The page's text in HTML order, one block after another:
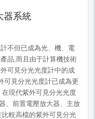
器系統
不但已成為光、機、電
品,而且由于計算機技術
可見分光光度計中的成
可見分光光度計已成為更
現代紫外可見分光光度
、前置電壓放大器、主放
較高檔的紫外可見分光